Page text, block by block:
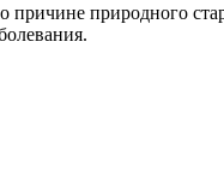
природного